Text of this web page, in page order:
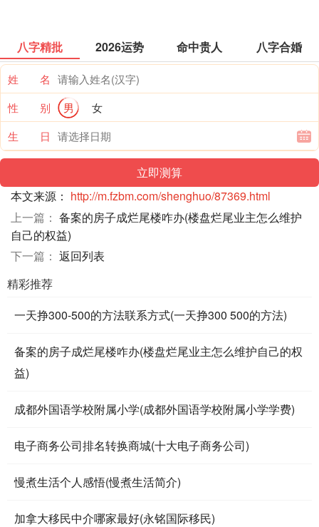
八字精批 2026运势 命中贵人 八字合婚
姓 名
性 别
男
女
生 日
本文来源： http://m.fzbm.com/shenghuo/87369.html
上一篇： 备案的房子成烂尾楼咋办(楼盘烂尾业主怎么维护
自己的权益)
下一篇： 返回列表
精彩推荐
一天挣300-500的方法联系方式(一天挣300 500的方法)
备案的房子成烂尾楼咋办(楼盘烂尾业主怎么维护自己的权
益)
成都外国语学校附属小学(成都外国语学校附属小学学费)
电子商务公司排名转换商城(十大电子商务公司)
慢煮生活个人感悟(慢煮生活简介)
加拿大移民中介哪家最好(永铭国际移民)